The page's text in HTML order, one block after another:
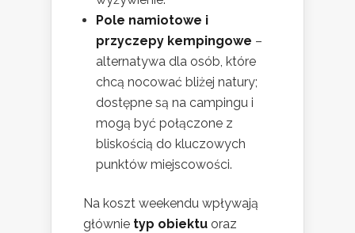
Pole namiotowe i
przyczepy kempingowe –
alternatywa dla osób, które
chcą nocować bliżej natury;
dostępne są na campingu i
mogą być połączone z
bliskością do kluczowych
punktów miejscowości.
Na koszt weekendu wpływają
głównie typ obiektu oraz